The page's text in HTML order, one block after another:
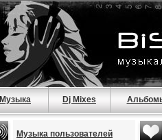
Музыка Dj Mixes
Музыка пользователей